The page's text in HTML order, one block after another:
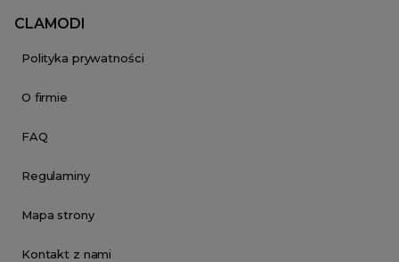
CLAMODI
Polityka prywatności
O firmie
FAQ
Regulaminy
Mapa strony
Kontakt z nami